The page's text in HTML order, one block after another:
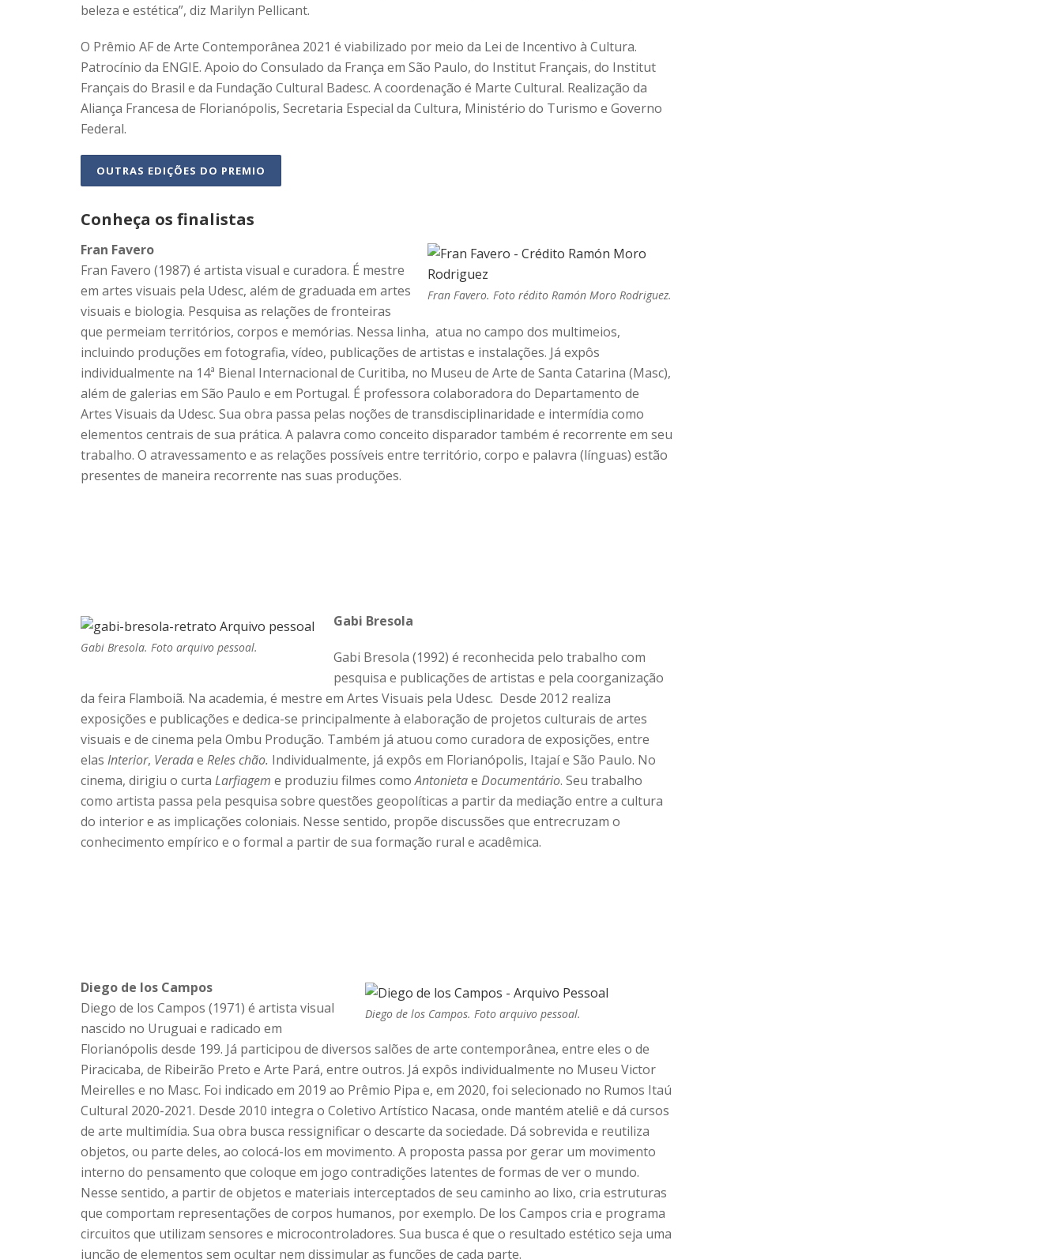
beleza e estética”, diz Marilyn Pellicant.
O Prêmio AF de Arte Contemporânea 2021 é viabilizado por meio da Lei de Incentivo à Cultura.
Patrocínio da ENGIE. Apoio do Consulado da França em São Paulo, do Institut Français, do Institut
Français do Brasil e da Fundação Cultural Badesc. A coordenação é Marte Cultural. Realização da
Aliança Francesa de Florianópolis, Secretaria Especial da Cultura, Ministério do Turismo e Governo
Federal.
OUTRAS EDIÇÕES DO PREMIO
Conheça os finalistas
Fran Favero. Foto rédito Ramón Moro Rodriguez.
Fran Favero
Fran Favero (1987) é artista visual e curadora. É mestre
em artes visuais pela Udesc, além de graduada em artes
visuais e biologia. Pesquisa as relações de fronteiras
que permeiam territórios, corpos e memórias. Nessa linha, atua no campo dos multimeios,
incluindo produções em fotografia, vídeo, publicações de artistas e instalações. Já expôs
individualmente na 14ª Bienal Internacional de Curitiba, no Museu de Arte de Santa Catarina (Masc),
além de galerias em São Paulo e em Portugal. É professora colaboradora do Departamento de
Artes Visuais da Udesc. Sua obra passa pelas noções de transdisciplinaridade e intermídia como
elementos centrais de sua prática. A palavra como conceito disparador também é recorrente em seu
trabalho. O atravessamento e as relações possíveis entre território, corpo e palavra (línguas) estão
presentes de maneira recorrente nas suas produções.
Gabi Bresola. Foto arquivo pessoal.
Gabi Bresola
Gabi Bresola (1992) é reconhecida pelo trabalho com
pesquisa e publicações de artistas e pela coorganização
da feira Flamboiã. Na academia, é mestre em Artes Visuais pela Udesc. Desde 2012 realiza
exposições e publicações e dedica-se principalmente à elaboração de projetos culturais de artes
visuais e de cinema pela Ombu Produção. Também já atuou como curadora de exposições, entre
elas Interior, Veradae Reles chão. Individualmente, já expôs em Florianópolis, Itajaí e São Paulo. No
cinema, dirigiu o curta Larfiagem e produziu filmes comoAntonietae Documentário. Seu trabalho
como artista passa pela pesquisa sobre questões geopolíticas a partir da mediação entre a cultura
do interior e as implicações coloniais. Nesse sentido, propõe discussões que entrecruzam o
conhecimento empírico e o formal a partir de sua formação rural e acadêmica.
Diego de los Campos. Foto arquivo pessoal.
Diego de los Campos
Diego de los Campos (1971) é artista visual
nascido no Uruguai e radicado em
Florianópolis desde 199. Já participou de diversos salões de arte contemporânea, entre eles o de
Piracicaba, de Ribeirão Preto e Arte Pará, entre outros. Já expôs individualmente no Museu Victor
Meirelles e no Masc. Foi indicado em 2019 ao Prêmio Pipa e, em 2020, foi selecionado no Rumos Itaú
Cultural 2020-2021. Desde 2010 integra o Coletivo Artístico Nacasa, onde mantém ateliê e dá cursos
de arte multimídia. Sua obra busca ressignificar o descarte da sociedade. Dá sobrevida e reutiliza
objetos, ou parte deles, ao colocá-los em movimento. A proposta passa por gerar um movimento
interno do pensamento que coloque em jogo contradições latentes de formas de ver o mundo.
Nesse sentido, a partir de objetos e materiais interceptados de seu caminho ao lixo, cria estruturas
que comportam representações de corpos humanos, por exemplo. De los Campos cria e programa
circuitos que utilizam sensores e microcontroladores. Sua busca é que o resultado estético seja uma
junção de elementos sem ocultar nem dissimular as funções de cada parte.